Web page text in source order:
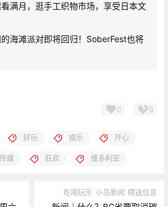
满月，逛手工织物市场，享受日本文
海滩派对即将回归！SoberFest也将
0 0
好玩 娱乐 开心
媒 狂欢 维多利亚
吃喝玩乐 小岛新闻 精选信息